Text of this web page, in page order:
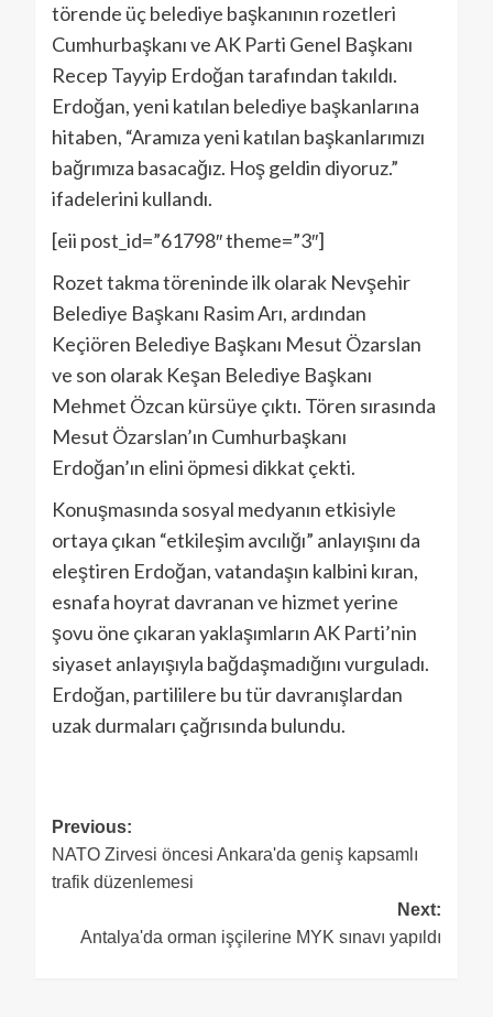
törende üç belediye başkanının rozetleri
Cumhurbaşkanı ve AK Parti Genel Başkanı
Recep Tayyip Erdoğan tarafından takıldı.
Erdoğan, yeni katılan belediye başkanlarına
hitaben, “Aramıza yeni katılan başkanlarımızı
bağrımıza basacağız. Hoş geldin diyoruz.”
ifadelerini kullandı.
[eii post_id=”61798″ theme=”3″]
Rozet takma töreninde ilk olarak Nevşehir
Belediye Başkanı Rasim Arı, ardından
Keçiören Belediye Başkanı Mesut Özarslan
ve son olarak Keşan Belediye Başkanı
Mehmet Özcan kürsüye çıktı. Tören sırasında
Mesut Özarslan’ın Cumhurbaşkanı
Erdoğan’ın elini öpmesi dikkat çekti.
Konuşmasında sosyal medyanın etkisiyle
ortaya çıkan “etkileşim avcılığı” anlayışını da
eleştiren Erdoğan, vatandaşın kalbini kıran,
esnafa hoyrat davranan ve hizmet yerine
şovu öne çıkaran yaklaşımların AK Parti’nin
siyaset anlayışıyla bağdaşmadığını vurguladı.
Erdoğan, partililere bu tür davranışlardan
uzak durmaları çağrısında bulundu.
Previous:
NATO Zirvesi öncesi Ankara'da geniş kapsamlı
trafik düzenlemesi
Next:
Antalya'da orman işçilerine MYK sınavı yapıldı